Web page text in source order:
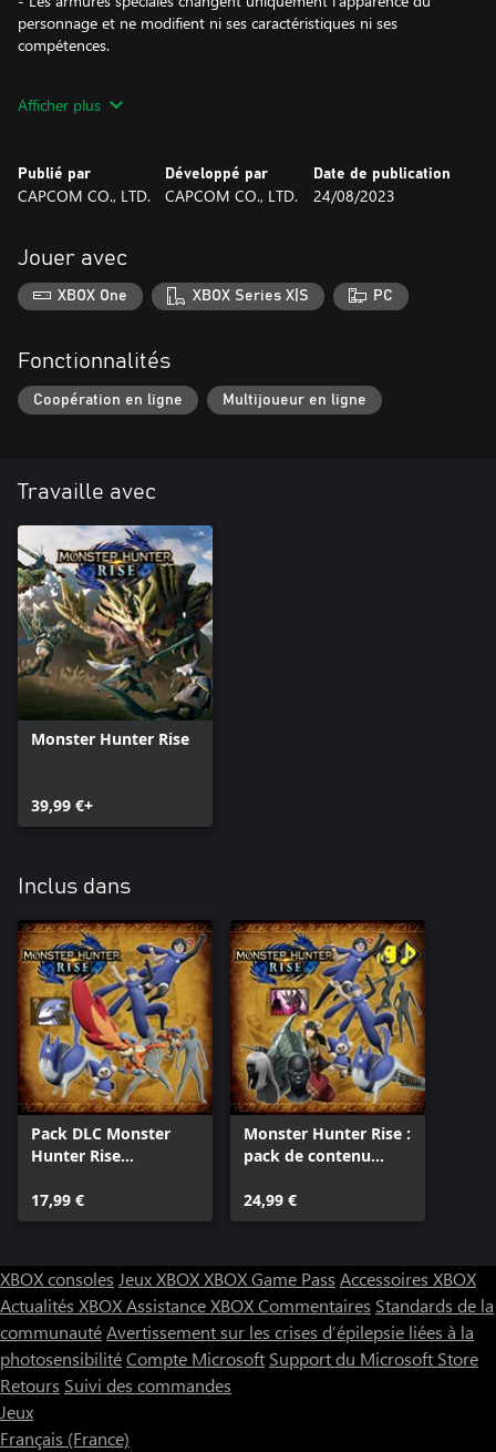
personnage et ne modifient ni ses caractéristiques ni ses
compétences.
Veuillez vérifier vos transactions précédentes pour éviter tout
Afficher plus
Publié par
CAPCOM CO., LTD.
Développé par
CAPCOM CO., LTD.
Date de publication
24/08/2023
Jouer avec
XBOX One XBOX Series X|S PC
Fonctionnalités
Coopération en ligne Multijoueur en ligne
Travaille avec
Monster Hunter Rise
39,99 €+
Inclus dans
Pack DLC Monster
Hunter Rise
mimi"
17,99 €
Monster Hunter Rise :
pack de contenu
24,99 €
XBOX consoles Jeux XBOXXBOX Game Pass Accessoires XBOX
Actualités XBOXAssistance XBOXCommentaires Standards de la
communautéAvertissement sur les crises d’épilepsie liées à la
photosensibilitéCompte Microsoft Support du Microsoft Store
Retours Suivi des commandes
Jeux
Français (France)